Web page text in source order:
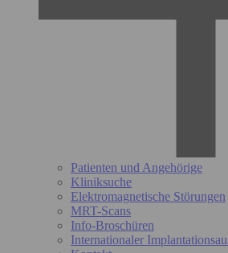
Patienten und Angehörige
Kliniksuche
Elektromagnetische Störungen
MRT-Scans
Info-Broschüren
Internationaler